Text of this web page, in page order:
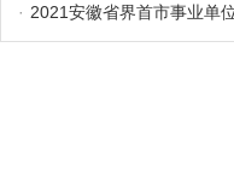
· 2021安徽省界首市事业单